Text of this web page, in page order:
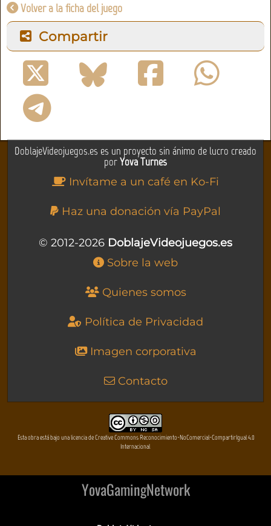
Volver a la ficha del juego
Compartir
DoblajeVideojuegos.es es un proyecto sin ánimo de lucro creado
porYova Turnes
Invítame a un café en Ko-Fi
Haz una donación vía PayPal
© 2012-2026 DoblajeVideojuegos.es
Sobre la web
Quienes somos
Política de Privacidad
Imagen corporativa
Contacto
Esta obra está bajo una licencia de Creative Commons Reconocimiento-NoComercial-CompartirIgual 4.0
Internacional
YovaGamingNetwork